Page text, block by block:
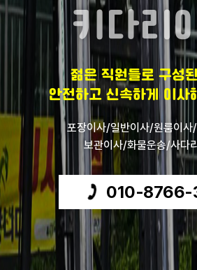
키다리
젊은 직원들로 구성
안전하고 신속하게 이사
포장이사/일반이사/원룸이사
보관이사/화물운송/사다
010-8766-